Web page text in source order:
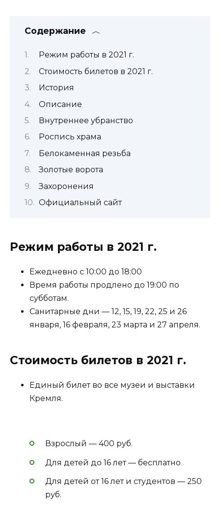
Содержание
Режим работы в 2021 г.
Стоимость билетов в 2021 г.
История
Описание
Внутреннее убранство
Роспись храма
Белокаменная резьба
Золотые ворота
Захоронения
Официальный сайт
Режим работы в 2021 г.
Ежедневно с 10:00 до 18:00
Время работы продлено до 19:00 по
субботам.
Санитарные дни — 12, 15, 19, 22, 25 и 26
января, 16 февраля, 23 марта и 27 апреля.
Стоимость билетов в 2021 г.
Единый билет во все музеи и выставки
Кремля.
Взрослый — 400 руб.
Для детей до 16 лет — бесплатно
Для детей от 16 лет и студентов — 250
руб.